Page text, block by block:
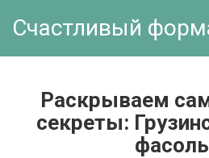
Счастливый
Раскрываем
секреты: